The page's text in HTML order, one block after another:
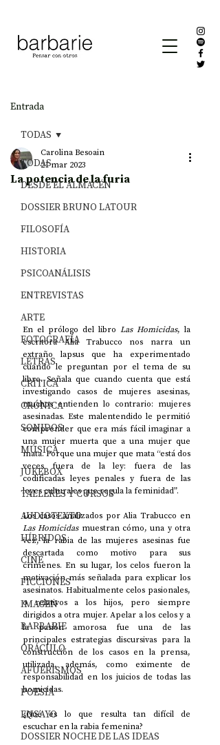
Entrada
TODAS
DESDE EL ALMACÉN
DOSSIER BRUNO LATOUR
FILOSOFÍA
HISTORIA
PSICOANÁLISIS
ENTREVISTAS
ARTE
FOTOGRAFÍA
LETRAS
CRÍTICA
CRÓNICA
SONIDOS
MÚSICA
JUKEBOX
TALLERES Y CURSOS
AUDIOTEXTO
HÍBRIDOS
CINE
FICCIONES
IMAGEN
BARBARIE
ORÁCULO
AFUERISMOS
POESÍA
ENSAYO
DOSSIER NOCHE DE LAS IDEAS
TODAS
La potencia de la furia
Carolina Besoain
21 mar 2023
En el prólogo del libro Las Homicidas, la
escritora Alia Trabucco nos narra un
extraño lapsus que ha experimentado
cuando le preguntan por el tema de su
libro. Señala que cuando cuenta que está
investigando casos de mujeres asesinas,
muchos entienden lo contrario: mujeres
asesinadas. Este malentendido le permitió
comprender que era más fácil imaginar a
una mujer muerta que a una mujer que
mata. Porque una mujer que mata “está dos
veces fuera de la ley: fuera de las
codificadas leyes penales y fuera de las
leyes culturales que regula la feminidad”.
Las Homicidas muestran cómo, una y otra
vez, la rabia de las mujeres asesinas fue
descartada como motivo para sus
crímenes. En su lugar, los celos fueron la
motivación más señalada para explicar los
asesinatos. Habitualmente celos pasionales,
o relativos a los hijos, pero siempre
dirigidos a otra mujer. Apelar a los celos y a
la pasión amorosa fue una de las
principales estrategias discursivas para la
construcción de los casos en la prensa,
utilizada, además, como eximente de
responsabilidad en los juicios de todas las
homicidas.
¿Qué es lo que resulta tan difícil de
escuchar en la rabia femenina?